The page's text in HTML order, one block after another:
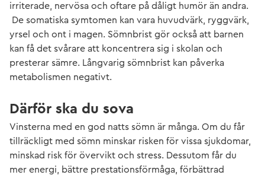
irriterade, nervösa och oftare på dåligt humör än andra.
De somatiska symtomen kan vara huvudvärk, ryggvärk,
yrsel och ont i magen. Sömnbrist gör också att barnen
kan få det svårare att koncentrera sig i skolan och
presterar sämre. Långvarig sömnbrist kan påverka
metabolismen negativt.
Därför ska du sova
Vinsterna med en god natts sömn är många. Om du får
tillräckligt med sömn minskar risken för vissa sjukdomar,
minskad risk för övervikt och stress. Dessutom får du
mer energi, bättre prestationsförmåga, förbättrad